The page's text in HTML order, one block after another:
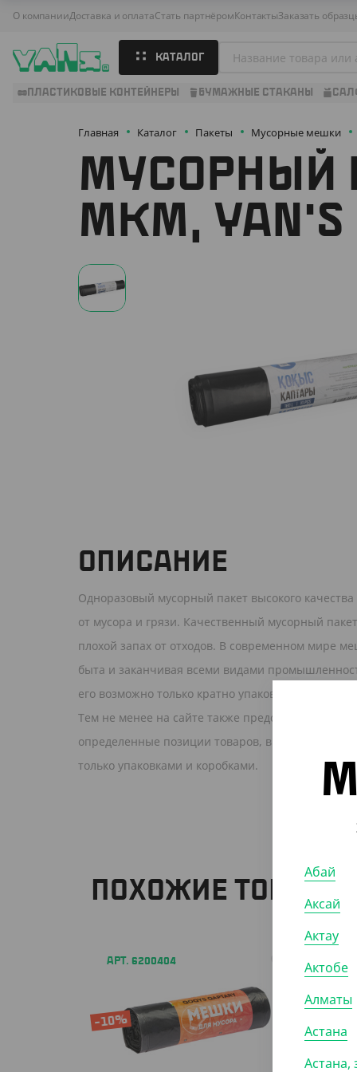
О компанииДоставка и оплатаСтать партнёромКонтактыЗаказать
КАТАЛОГ
ПЛАСТИКОВЫЕ КОНТЕЙНЕРЫ БУМАЖНЫЕ СТАКАНЫ
Главная Каталог Пакеты Мусорные мешки
МУСОРНЫЙ
МКМ, YAN'S
ОПИСАНИЕ
Одноразовый мусорный пакет высокого
от мусора и грязи. Качественный мусорный
плохой запах от отходов. В современном мире
быта и заканчивая всеми видами
его возможно только кратно упаковке (10 шт.,
Тем не менее на сайте также представлена цена
определенные позиции товаров, включая эту,
только упаковками и коробками.
ПОХОЖИЕ ТОВАРЫ
АРТ. 6200404
-10%
АРТ.
Абай
Аксай
Актау
Актобе
Алматы
Астана
Астана,